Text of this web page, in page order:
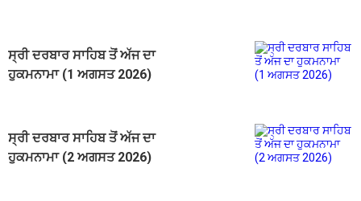
ਸ੍ਰੀ ਦਰਬਾਰ ਸਾਹਿਬ ਤੋਂ ਅੱਜ ਦਾ
ਹੁਕਮਨਾਮਾ (1 ਅਗਸਤ 2026)
ਸ੍ਰੀ ਦਰਬਾਰ ਸਾਹਿਬ ਤੋਂ ਅੱਜ ਦਾ
ਹੁਕਮਨਾਮਾ (2 ਅਗਸਤ 2026)